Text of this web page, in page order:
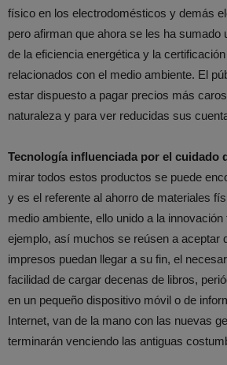
físico en los electrodomésticos y demás
pero afirman que ahora se les ha sumado
de la eficiencia energética y la
relacionados con el medio ambiente. El
estar dispuesto a pagar precios más
naturaleza y para ver reducidas sus
Tecnología influenciada por el cuidado
mirar todos estos productos se puede
y es el referente al ahorro de materiales
medio ambiente, ello unido a la
ejemplo, así muchos se reúsen a aceptar
impresos puedan llegar a su fin, el
facilidad de cargar decenas de libros,
en un pequeño dispositivo móvil o de
Internet, van de la mano con las nuevas
terminarán venciendo las antiguas